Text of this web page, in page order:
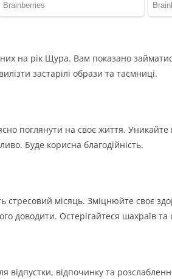
на рік Щура. Вам показано
застарілі образи та таємниці.
поглянути на своє життя. Уникайте
Буде корисна благодійність.
місяць. Зміцнюйте своє
доводити. Остерігайтеся шахраїв та
відпустки, відпочинку та